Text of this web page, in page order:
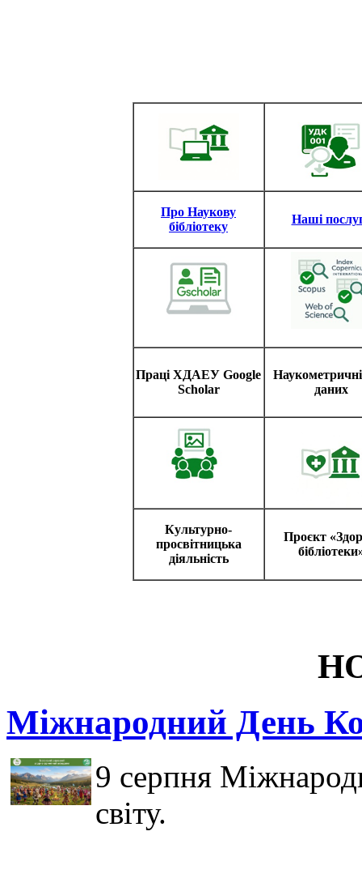
Про Наукову
бібліотеку
Наші
Праці ХДАЕУ Google
Scholar
даних
Культурно-
просвітницька
діяльність
Проєкт
Міжнародний День
9 серпня
світу.